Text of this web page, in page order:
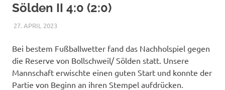
Sölden II 4:0 (2:0)
27. APRIL 2023RAPHAEL RIESTERER
ALLGEMEIN
Bei bestem Fußballwetter fand das Nachholspiel gegen
die Reserve von Bollschweil/ Sölden statt. Unsere
Mannschaft erwischte einen guten Start und konnte der
Partie von Beginn an ihren Stempel aufdrücken.